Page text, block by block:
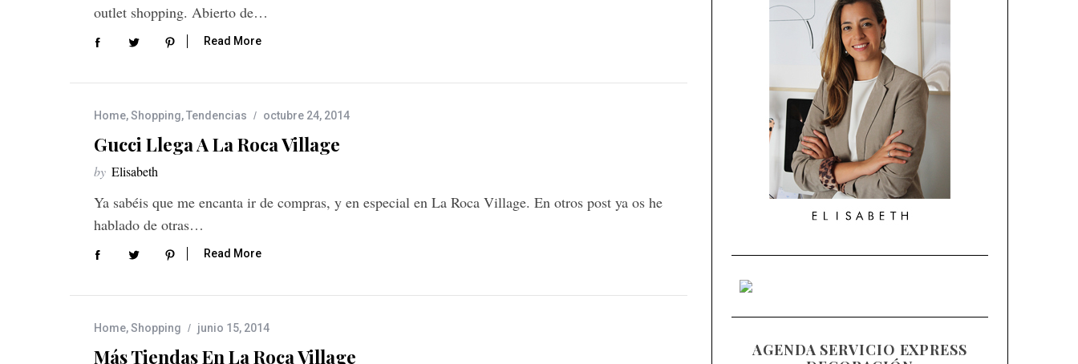
outlet shopping. Abierto de…
Read More
Home,Shopping,Tendencias octubre 24, 2014
Gucci Llega A La Roca Village
by Elisabeth
Ya sabéis que me encanta ir de compras, y en especial en La Roca Village. En otros post ya os he
hablado de otras…
Read More
Home,Shopping junio 15, 2014
Más Tiendas En La Roca Village
AGENDA SERVICIO EXPRESS